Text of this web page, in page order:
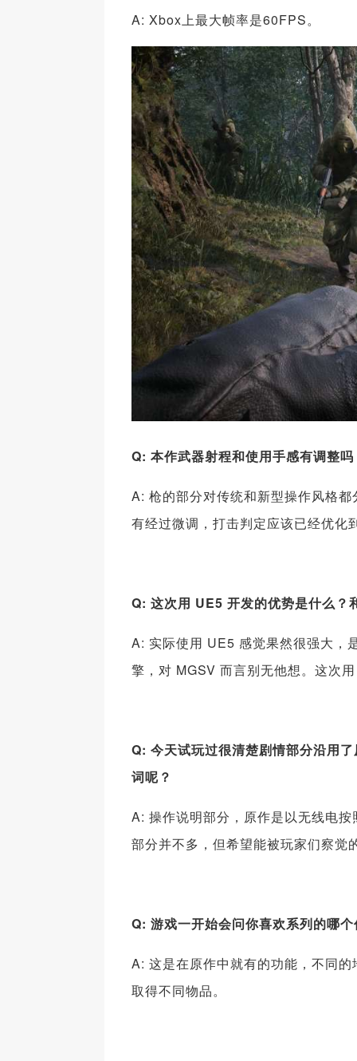
A: Xbox上最大帧率是60FPS。
Q: 本作武器射程和使用手感有调整
A: 枪的部分对传统和新型操作风格
有经过微调，打击判定应该已经优化
Q: 这次用 UE5 开发的优势是什么
A: 实际使用 UE5 感觉果然很强大，
擎，对 MGSV 而言别无他想。这次
Q: 今天试玩过很清楚剧情部分沿用
词呢？
A: 操作说明部分，原作是以无线电
部分并不多，但希望能被玩家们察觉
Q: 游戏一开始会问你喜欢系列的哪
A: 这是在原作中就有的功能，不同
取得不同物品。